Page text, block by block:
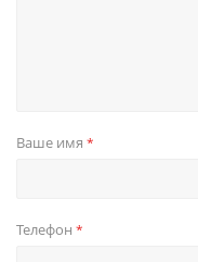
Ваше имя *
Телефон *